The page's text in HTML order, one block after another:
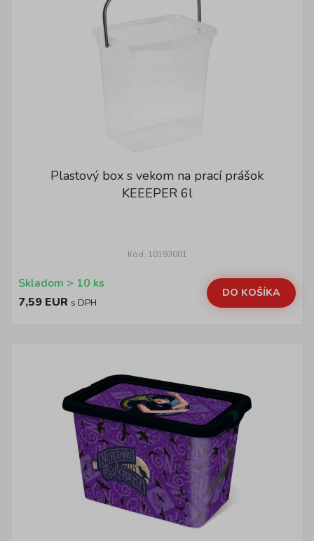
Plastový box s vekom na prací prášok
KEEEPER 6l
Kód: 10193001
Skladom > 10 ks
7,59 EUR s DPH
DO KOŠÍKA